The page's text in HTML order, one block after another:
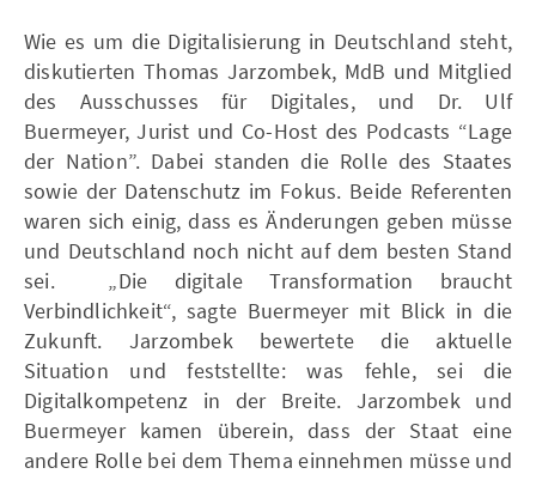
Wie es um die Digitalisierung in Deutschland steht,
diskutierten Thomas Jarzombek, MdB und Mitglied
des Ausschusses für Digitales, und Dr. Ulf
Buermeyer, Jurist und Co-Host des Podcasts “Lage
der Nation”. Dabei standen die Rolle des Staates
sowie der Datenschutz im Fokus. Beide Referenten
waren sich einig, dass es Änderungen geben müsse
und Deutschland noch nicht auf dem besten Stand
sei. „Die digitale Transformation braucht
Verbindlichkeit“, sagte Buermeyer mit Blick in die
Zukunft. Jarzombek bewertete die aktuelle
Situation und feststellte: was fehle, sei die
Digitalkompetenz in der Breite. Jarzombek und
Buermeyer kamen überein, dass der Staat eine
andere Rolle bei dem Thema einnehmen müsse und